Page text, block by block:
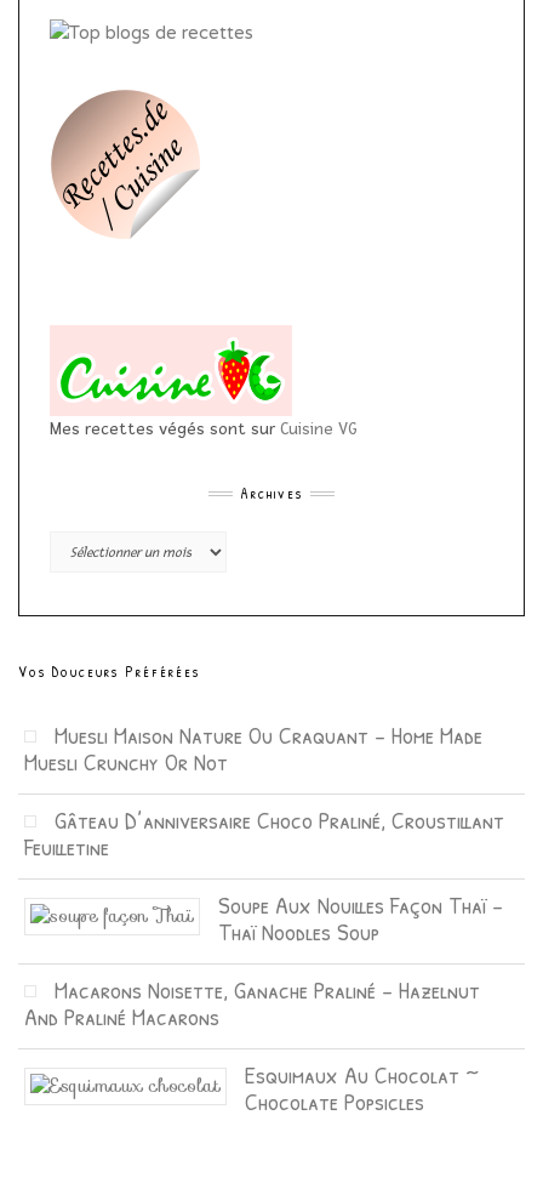
Mes recettes végés sont sur Cuisine VG
Archives
Archives
Vos Douceurs Préférées
Muesli Maison Nature Ou Craquant – Home Made
Muesli Crunchy Or Not
Gâteau D’anniversaire Choco Praliné, Croustillant
Feuilletine
Soupe Aux Nouilles Façon Thaï –
Thaï Noodles Soup
Macarons Noisette, Ganache Praliné – Hazelnut
And Praliné Macarons
Esquimaux Au Chocolat ~
Chocolate Popsicles